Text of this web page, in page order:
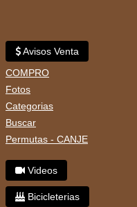
Avisos Venta
COMPRO
Fotos
Categorias
Buscar
Permutas - CANJE
Videos
Bicicleterias